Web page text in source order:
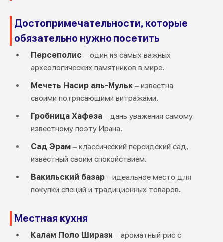
Достопримечательности, которые
обязательно нужно посетить
Персеполис – один из самых важных
археологических памятников в мире.
Мечеть Насир аль-Мульк– известна
своими потрясающими витражами.
Гробница Хафеза– дань уважения самому
известному поэту Ирана.
Сад Эрам– классический персидский сад,
известный своим спокойствием.
Вакильский базар– идеальное место для
покупки специй и традиционных товаров.
Местная кухня
Калам Поло Ширази – ароматный рис с